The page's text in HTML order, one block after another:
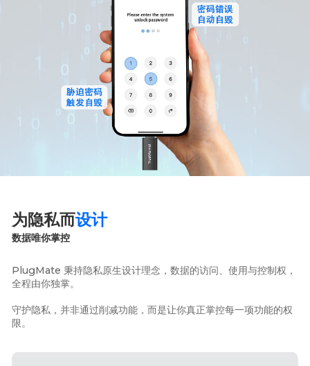
为隐私而设计
数据唯你掌控
PlugMate 秉持隐私原生设计理念，数据的访问、使用与控制权，
全程由你独掌。
守护隐私，并非通过削减功能，而是让你真正掌控每一项功能的权
限。